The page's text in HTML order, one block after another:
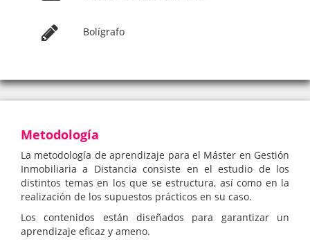
Bolígrafo
Metodología
La metodología de aprendizaje para el Máster en Gestión
Inmobiliaria a Distancia consiste en el estudio de los
distintos temas en los que se estructura, así como en la
realización de los supuestos prácticos en su caso.
Los contenidos están diseñados para garantizar un
aprendizaje eficaz y ameno.